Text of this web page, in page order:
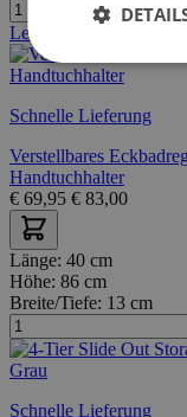
Letzte Stücke
Schnelle Lieferung
Verstellbares
Handtuchhalter
€ 69,95 € 83,00
Länge: 40 cm
Höhe: 86 cm
Breite/Tiefe: 13 cm
Schnelle Lieferung